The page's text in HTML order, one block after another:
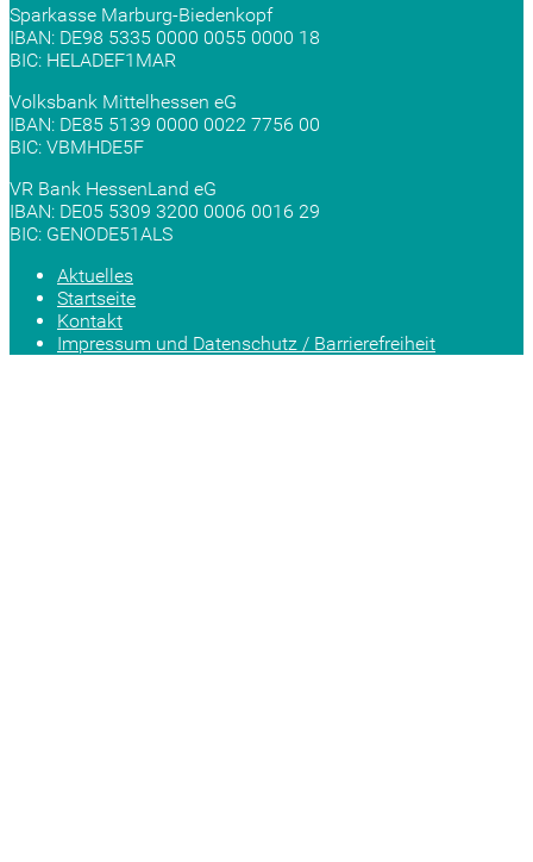
Sparkasse Marburg-Biedenkopf
IBAN: DE98 5335 0000 0055 0000 18
BIC: HELADEF1MAR
Volksbank Mittelhessen eG
IBAN: DE85 5139 0000 0022 7756 00
BIC: VBMHDE5F
VR Bank HessenLand eG
IBAN: DE05 5309 3200 0006 0016 29
BIC: GENODE51ALS
Aktuelles
Startseite
Kontakt
Impressum und Datenschutz / Barrierefreiheit